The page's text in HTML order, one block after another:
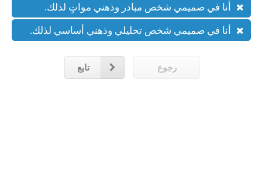
أنا في صميمي شخص مبادر وذهني مواتٍ لذلك.
أنا في صميمي شخص تحليلي وذهني أساسي لذلك.
رجوع تابع